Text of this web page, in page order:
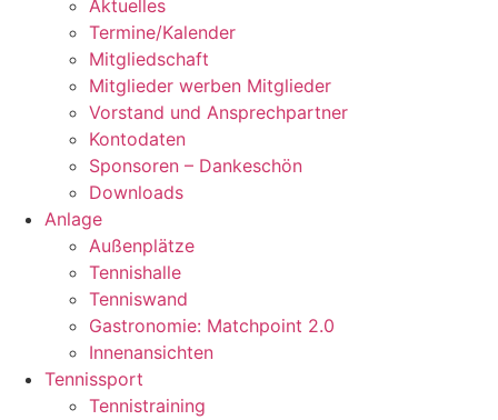
Aktuelles
Termine/Kalender
Mitgliedschaft
Mitglieder werben Mitglieder
Vorstand und Ansprechpartner
Kontodaten
Sponsoren – Dankeschön
Downloads
Anlage
Außenplätze
Tennishalle
Tenniswand
Gastronomie: Matchpoint 2.0
Innenansichten
Tennissport
Tennistraining